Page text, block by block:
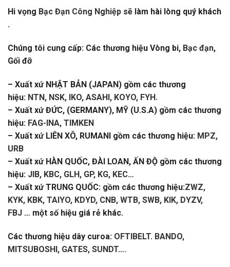
Hi vọng Bạc Đạn Công Nghiệp sẽ làm hài lòng quý khách
.
Chúng tôi cung cấp: Các thương hiệu Vòng bi, Bạc đạn,
Gối đỡ
– Xuất xứ NHẬT BẢN (JAPAN) gồm các thương
hiệu: NTN, NSK, IKO, ASAHI, KOYO, FYH.
– Xuất xứ ĐỨC, (GERMANY), MỸ (U.S.A) gồm các thương
hiệu: FAG-INA, TIMKEN
– Xuất xứ LIÊN XÔ, RUMANI gồm các thương hiệu: MPZ,
URB
– Xuất xứ HÀN QUỐC, ĐÀI LOAN, ẤN ĐỘ gồm các thương
hiệu: JIB, KBC, GLH, GP, KG, KEC…
– Xuất xứ TRUNG QUỐC: gồm các thương hiệu:ZWZ,
KYK, KBK, TAIYO, KDYD, CNB, WTB, SWB, KIK, DYZV,
FBJ … một số hiệu giá rẻ khác.
Các thương hiệu dây curoa: OFTIBELT. BANDO,
MITSUBOSHI, GATES, SUNDT….